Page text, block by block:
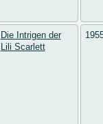
Die Intrigen der
Lili Scarlett